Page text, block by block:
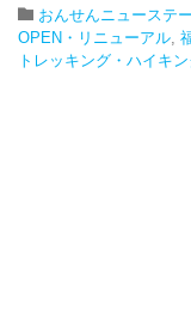
おんせんニューステ
OPEN・リニューアル,
トレッキング・ハイキ